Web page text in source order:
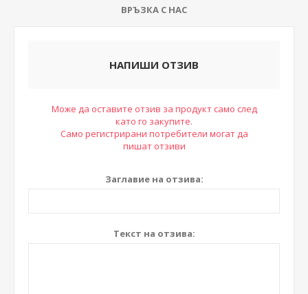
ВРЪЗКА С НАС
НАПИШИ ОТЗИВ
Може да оставите отзив за продукт само след
като го закупите.
Само регистрирани потребители могат да
пишат отзиви
Заглавие на отзива:
Текст на отзива: